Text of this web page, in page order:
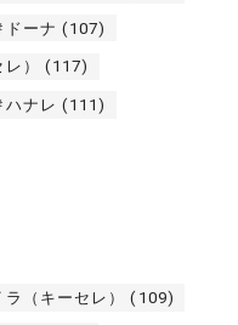
ドーナ (107)
） (117)
ハナレ (111)
ラ（キーセレ） (109)